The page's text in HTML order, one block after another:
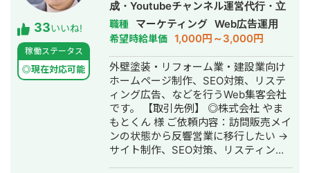
月 名古屋大学理学部数学科卒。 2022
年4月〜 Webマーケ会社勤務。人材
系クライアントを主に担当。 2024年11
月 これまでの経験を活かして独立し、
株式会社プラマーケを設立。 ホームペ
ージ：https://plumarke.co.jp/ ■実績
（※一部抜粋） #広告運用 ・出張買取
サービスにて、ROAS350%など、好調
な事例が複数あり。 ・StockSun営業
代行サービス「カリトルくん」、
StockSunサロンの広告運用を担当。
・ベンチャー企業~大手企業のWebマ
33いいね!
稼働ステータス
◎現在対応可能
成・Youtubeチャンネル運営代行・立
ち上げ・SEO対策・新規事業立上・
SNS運用代行・記事作成代行・ライテ
ィング・ホームページ制作・作成・バ
ナー制作・デザイン・リスティング広
告運用代行・オウンドメディア制作・
構築・運用代行・動画制作・動画編集
職種 マーケティング Web広告運用
希望時給単価 1,000円～3,000円
外壁塗装・リフォーム業・建設業向け
ホームページ制作、SEO対策、リステ
ィング広告、などを行うWeb集客会社
です。 【取引先例】 ◎株式会社 やま
もとくん 様 ご依頼内容：訪問販売メイ
ンの状態から反響営業に移行したい →
サイト制作、SEO対策、リスティング